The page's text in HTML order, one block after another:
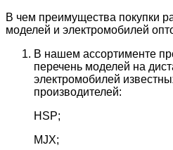
В чем преимущества покупки
моделей и электромобилей
В нашем ассортименте
перечень моделей на
электромобилей
производителей:
HSP;
MJX;